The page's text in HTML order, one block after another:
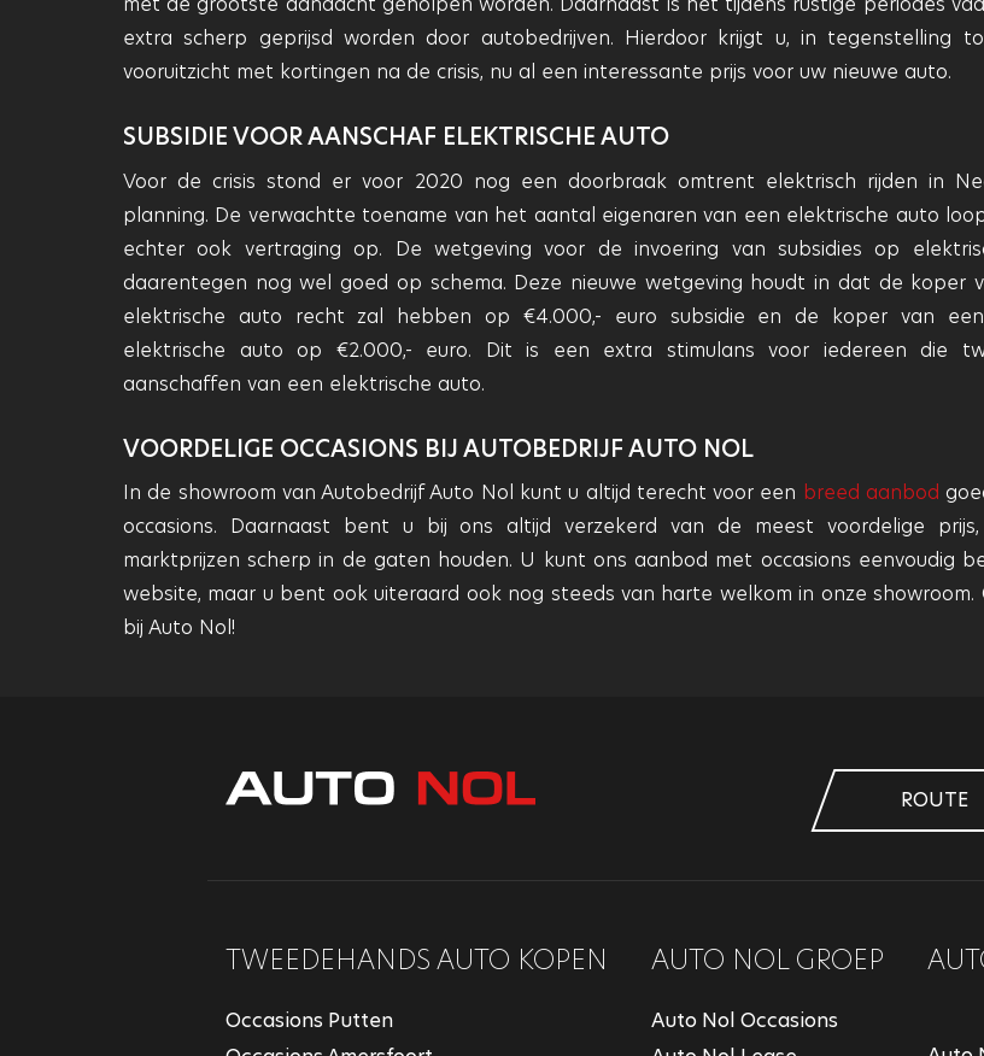
extra scherp geprijsd worden door autobedrijven. Hierdoor krijgt u, in tegenstelling
vooruitzicht met kortingen na de crisis, nu al een interessante prijs voor uw nieuwe auto.
SUBSIDIE VOOR AANSCHAF ELEKTRISCHE AUTO
Voor de crisis stond er voor 2020 nog een doorbraak omtrent elektrisch rijden in
planning. De verwachtte toename van het aantal eigenaren van een elektrische auto
echter ook vertraging op. De wetgeving voor de invoering van subsidies op
daarentegen nog wel goed op schema. Deze nieuwe wetgeving houdt in dat de koper
elektrische auto recht zal hebben op €4.000,- euro subsidie en de koper van
elektrische auto op €2.000,- euro. Dit is een extra stimulans voor iedereen die
aanschaffen van een elektrische auto.
VOORDELIGE OCCASIONS BIJ AUTOBEDRIJF AUTO NOL
In de showroom van Autobedrijf Auto Nol kunt u altijd terecht voor een breed aanbod
occasions. Daarnaast bent u bij ons altijd verzekerd van de meest voordelige
marktprijzen scherp in de gaten houden. U kunt ons aanbod met occasions eenvoudig
website, maar u bent ook uiteraard ook nog steeds van harte welkom in onze showroom.
bij Auto Nol!
ROUTE
TWEEDEHANDS AUTO KOPEN
Occasions Putten
AUTO NOL GROEP
Auto Nol Occasions